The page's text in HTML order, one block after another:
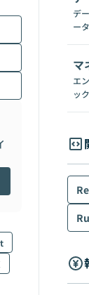
デ
ー
マ
エ
ッ